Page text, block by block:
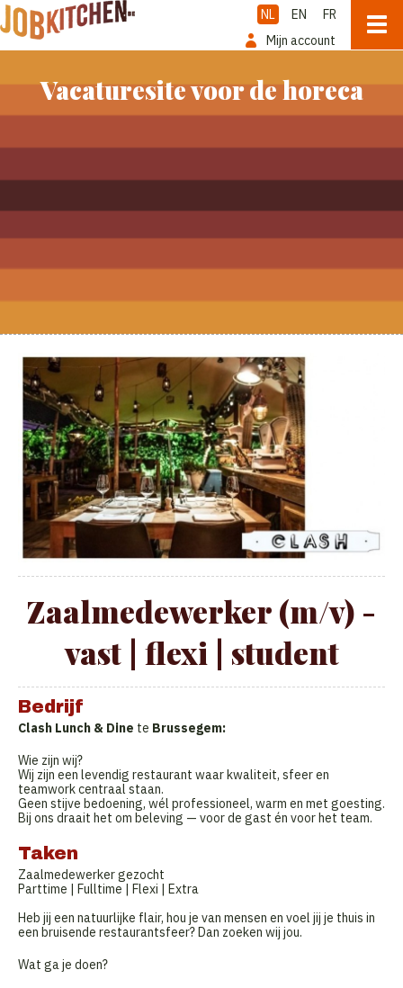
NL EN
FR
Mijn account
Vacaturesite voor de horeca
Zaalmedewerker (m/v) -
vast | flexi | student
Bedrijf
Clash Lunch & Dine te Brussegem:
Wie zijn wij?
Wij zijn een levendig restaurant waar kwaliteit, sfeer en
teamwork centraal staan.
Geen stijve bedoening, wél professioneel, warm en met goesting.
Bij ons draait het om beleving — voor de gast én voor het team.
Taken
Zaalmedewerker gezocht
Parttime | Fulltime | Flexi | Extra
Heb jij een natuurlijke flair, hou je van mensen en voel jij je thuis in
een bruisende restaurantsfeer? Dan zoeken wij jou.
Wat ga je doen?